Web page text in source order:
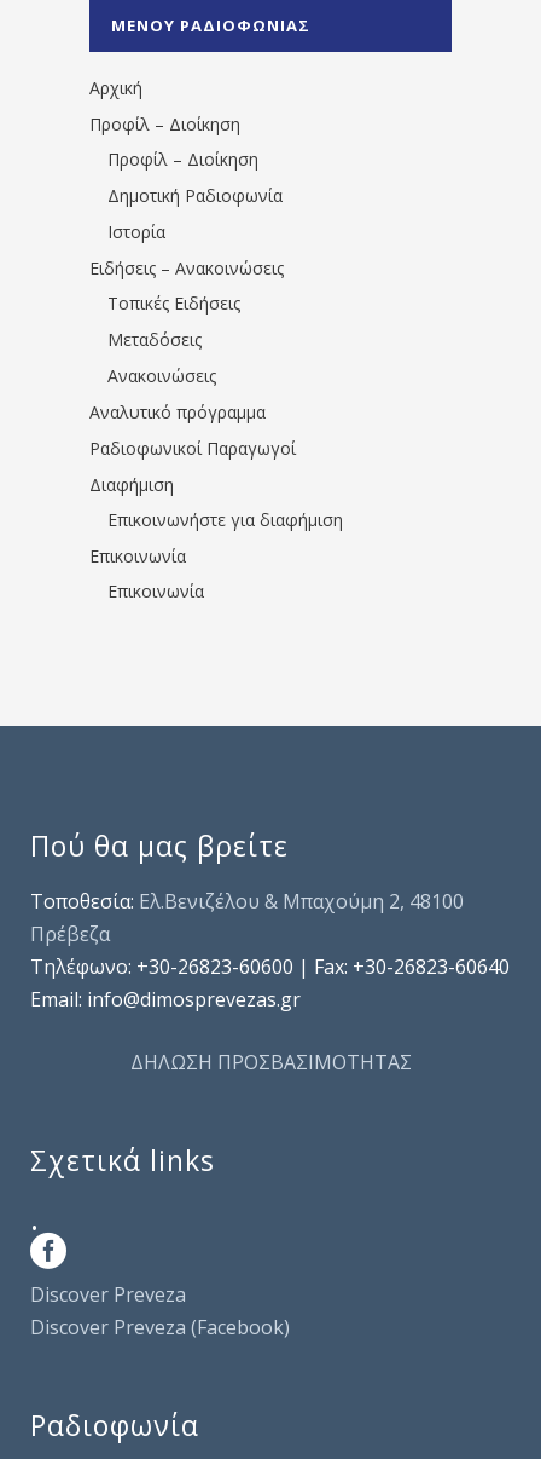
1531194763766854/" artist="" ]
ΜΕΝΟΥ ΡΑΔΙΟΦΩΝΙΑΣ
Αρχική
Προφίλ – Διοίκηση
Προφίλ – Διοίκηση
Δημοτική Ραδιοφωνία
Ιστορία
Ειδήσεις – Ανακοινώσεις
Τοπικές Ειδήσεις
Μεταδόσεις
Ανακοινώσεις
Αναλυτικό πρόγραμμα
Ραδιοφωνικοί Παραγωγοί
Διαφήμιση
Επικοινωνήστε για διαφήμιση
Επικοινωνία
Επικοινωνία
Πού θα μας βρείτε
Τοποθεσία: Ελ.Βενιζέλου & Μπαχούμη 2, 48100
Πρέβεζα
Τηλέφωνo: +30-26823-60600 | Fax: +30-26823-60640
Email: info@dimosprevezas.gr
ΔΗΛΩΣΗ ΠΡΟΣΒΑΣΙΜΟΤΗΤΑΣ
Σχετικά links
.
Discover Preveza
Discover Preveza (Facebook)
Ραδιοφωνία